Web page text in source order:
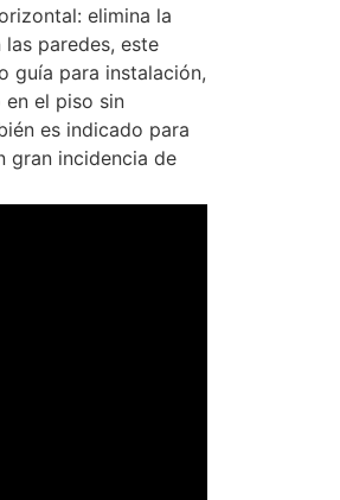
elimina la
paredes, este
guía para instalación,
el piso sin
es indicado para
gran incidencia de